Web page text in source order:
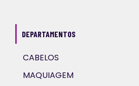
DEPARTAMENTOS
CABELOS
MAQUIAGEM